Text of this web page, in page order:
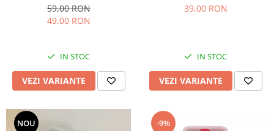
rezistente la caldura
59,00 RON
49,00 RON
IN STOC
VEZI VARIANTE
39,00 RON
IN STOC
VEZI VARIANTE
NOU -9%